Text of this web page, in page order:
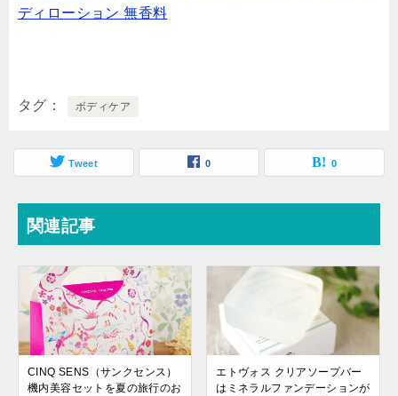
ディローション 無香料
タグ ボディケア
Tweet 0 0
関連記事
CINQ SENS（サンクセンス）
機内美容セットを夏の旅行のお
エトヴォス クリアソープバー
はミネラルファンデーションが